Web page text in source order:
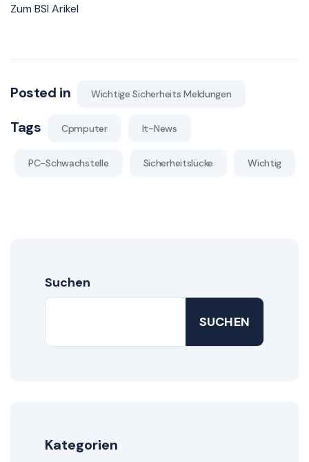
Zum BSI Arikel
Posted in Wichtige Sicherheits Meldungen
Tags Cpmputer It-News
PC-Schwachstelle Sicherheitslücke Wichtig
Suchen
SUCHEN
Kategorien